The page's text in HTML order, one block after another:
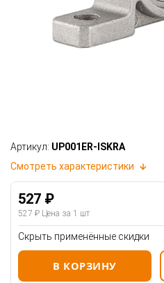
Артикул: UP001ER-ISKRA
Смотреть характеристики
527 ₽
527 ₽ Цена за 1 шт
Скрыть применённые скидки
В КОРЗИНУ